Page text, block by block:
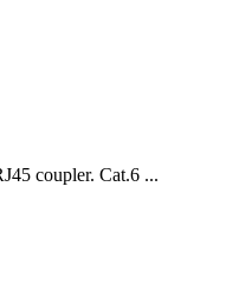
coupler. Cat.6 ...